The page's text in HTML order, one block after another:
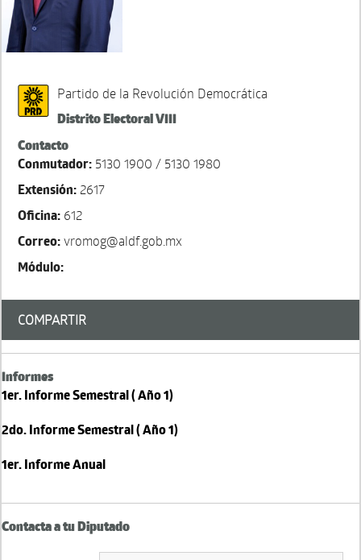
Partido de la Revolución Democrática
Distrito Electoral VIII
Contacto
Conmutador: 5130 1900 / 5130 1980
Extensión: 2617
Oficina: 612
Correo:vromog@aldf.gob.mx
Módulo:
COMPARTIR
Informes
1er. Informe Semestral ( Año 1)
2do. Informe Semestral ( Año 1)
1er. Informe Anual
Contacta a tu Diputado